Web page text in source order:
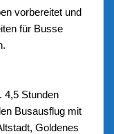
vorbereitet und
für Busse
4,5 Stunden
Busausflug mit
Goldenes